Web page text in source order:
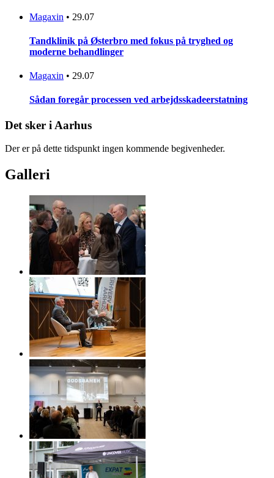
Magaxin • 29.07
Tandklinik på Østerbro med fokus på tryghed og
moderne behandlinger
Magaxin • 29.07
Sådan foregår processen ved arbejdsskadeerstatning
Det sker i Aarhus
Der er på dette tidspunkt ingen kommende begivenheder.
Galleri